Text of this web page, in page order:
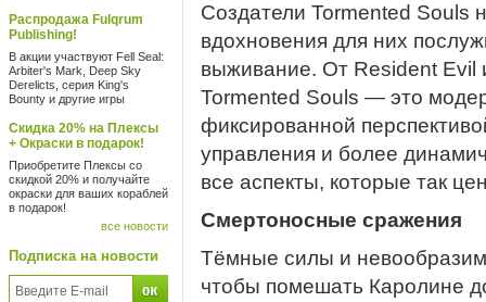
Распродажа Fulqrum
Publishing!
В акции участвуют Fell Seal:
Arbiter's Mark, Deep Sky
Derelicts, серия King's
Bounty и другие игры
Скидка 20% на Плексы
+ Окраски в подарок!
Приобретите Плексы со
скидкой 20% и получайте
окраски для ваших кораблей
в подарок!
все новости
Подписка на новости
Создатели Tormented Souls
вдохновения для них
выживание. От Resident Evil
Tormented Souls — это
фиксированной
управления и более
все аспекты, которые так
Смертоносные сражения
Тёмные силы и
чтобы помешать Каролине